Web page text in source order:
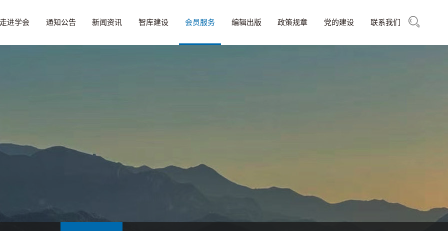
进学会 通知公告 新闻资讯 智库建设 会员服务 编辑出版 政策规章 党的建设 联系我们